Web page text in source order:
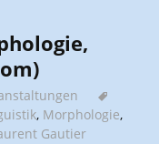
, Morphologie,
Gautier